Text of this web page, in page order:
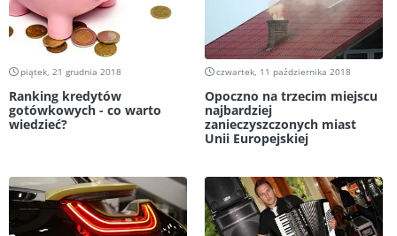
piątek, 21 grudnia 2018
Ranking kredytów
gotówkowych - co warto
wiedzieć?
czwartek, 11 października 2018
Opoczno na trzecim miejscu
najbardziej
zanieczyszczonych miast
Unii Europejskiej